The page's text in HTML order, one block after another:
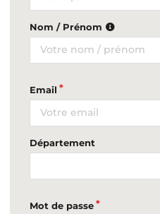
Nom / Prénom
Email
Département
Mot de passe